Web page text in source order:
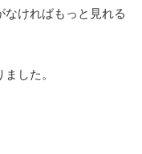
ければもっと見れる
した。